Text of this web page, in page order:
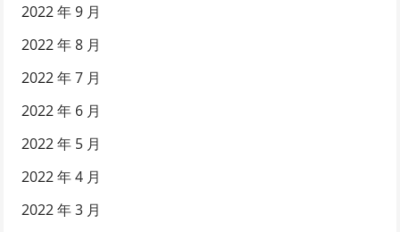
2022 年 9 月
2022 年 8 月
2022 年 7 月
2022 年 6 月
2022 年 5 月
2022 年 4 月
2022 年 3 月